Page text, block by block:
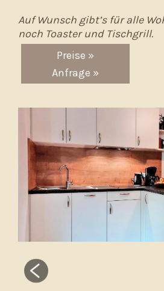
Auf Wunsch gibt’s für alle
noch Toaster und Tischgrill.
Preise »
Anfrage »